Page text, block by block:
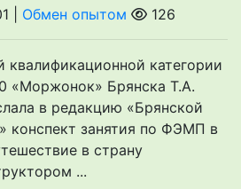
| Обмен опытом 126
квалификационной категории
«Моржонок» Брянска Т.А.
в редакцию «Брянской
конспект занятия по ФЭМП в
в страну
...